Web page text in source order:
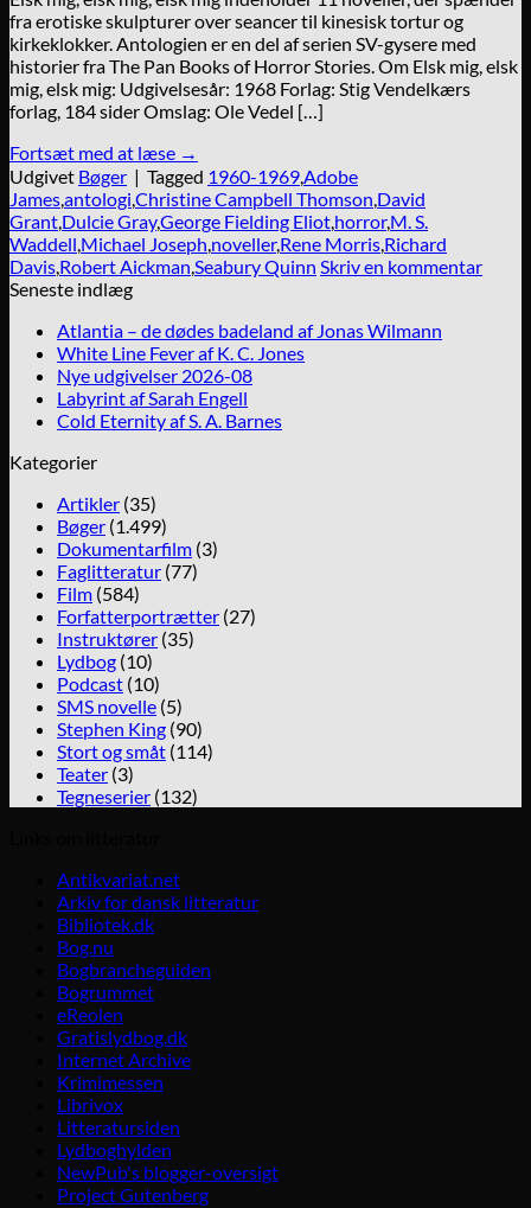
fra erotiske skulpturer over seancer til kinesisk tortur og
kirkeklokker. Antologien er en del af serien SV-gysere med
historier fra The Pan Books of Horror Stories. Om Elsk mig, elsk
mig, elsk mig: Udgivelsesår: 1968 Forlag: Stig Vendelkærs
forlag, 184 sider Omslag: Ole Vedel […]
Fortsæt med at læse →
Udgivet Bøger | Tagged 1960-1969,Adobe
James,antologi,Christine Campbell Thomson,David
Grant,Dulcie Gray,George Fielding Eliot,horror,M. S.
Waddell,Michael Joseph,noveller,Rene Morris,Richard
Davis,Robert Aickman,Seabury Quinn Skriv en kommentar
Seneste indlæg
Atlantia – de dødes badeland af Jonas Wilmann
White Line Fever af K. C. Jones
Nye udgivelser 2026-08
Labyrint af Sarah Engell
Cold Eternity af S. A. Barnes
Kategorier
Artikler (35)
Bøger (1.499)
Dokumentarfilm (3)
Faglitteratur (77)
Film (584)
Forfatterportrætter (27)
Instruktører (35)
Lydbog (10)
Podcast (10)
SMS novelle (5)
Stephen King (90)
Stort og småt (114)
Teater (3)
Tegneserier (132)
Antikvariat.net
Arkiv for dansk litteratur
Bibliotek.dk
Bog.nu
Bogbrancheguiden
Bogrummet
eReolen
Gratislydbog.dk
Internet Archive
Krimimessen
Librivox
Litteratursiden
Lydboghylden
NewPub's blogger-oversigt
Project Gutenberg